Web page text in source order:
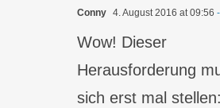
Conny 4. August 2016 at 09:56
Wow! Dieser
Herausforderung
sich erst mal